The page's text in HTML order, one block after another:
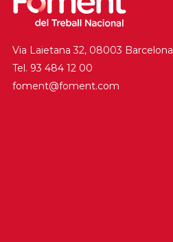
Via Laietana 32, 08003 Barcelona
Tel. 93 484 12 00
foment@foment.com